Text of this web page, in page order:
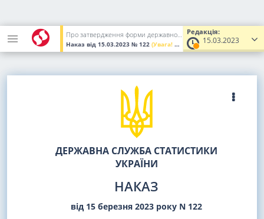
Редакція:
15.03.2023
Про затвердження форми державного статистичного спостереження N 1-Б (річна) "Звіт про взаєморозрахунки з нерезидентами"
Наказ від 15.03.2023 № 122 (Увага! Попередня редакція.)
ДЕРЖАВНА СЛУЖБА СТАТИСТИКИ
УКРАЇНИ
НАКАЗ
від 15 березня 2023 року N 122